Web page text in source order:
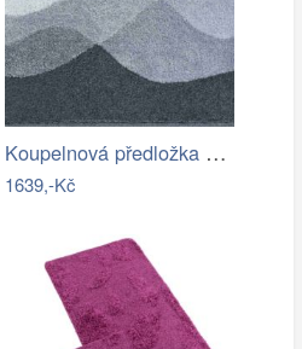
Koupelnová předložka HILLS
1639,-Kč